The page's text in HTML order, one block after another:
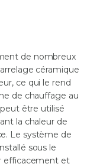
de nombreux
céramique
ce qui le rend
de chauffage au
être utilisé
la chaleur de
Le système de
sous le
efficacement et